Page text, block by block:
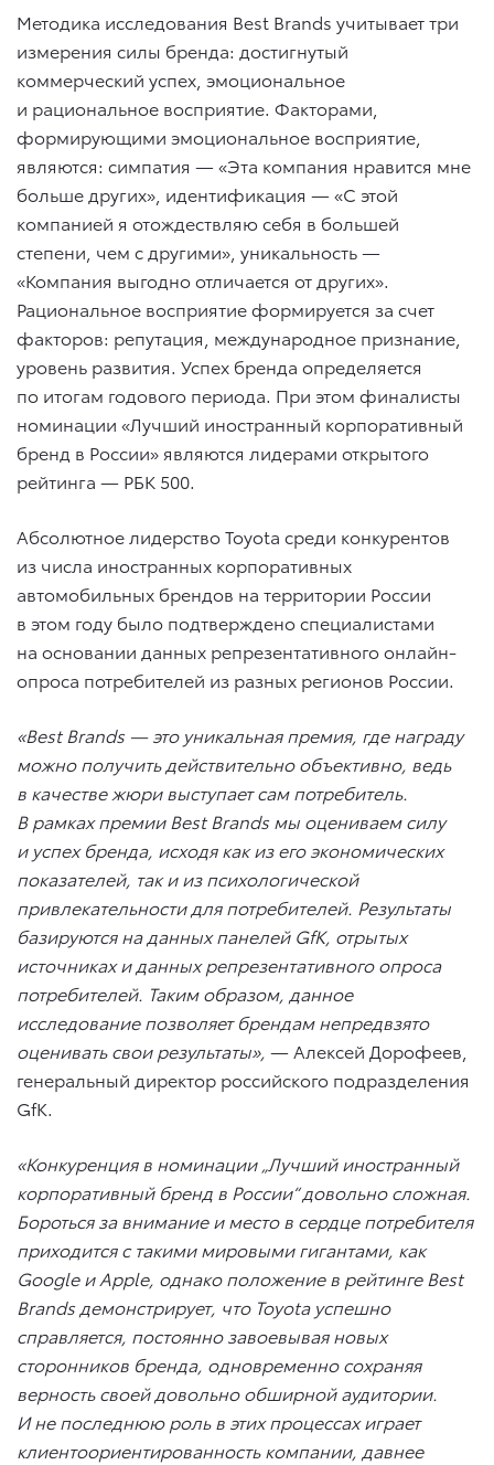
Методика исследования Best Brands учитывает три
измерения силы бренда: достигнутый
коммерческий успех, эмоциональное
и рациональное восприятие. Факторами,
формирующими эмоциональное восприятие,
являются: симпатия — «Эта компания нравится мне
больше других», идентификация — «С этой
компанией я отождествляю себя в большей
степени, чем с другими», уникальность —
«Компания выгодно отличается от других».
Рациональное восприятие формируется за счет
факторов: репутация, международное признание,
уровень развития. Успех бренда определяется
по итогам годового периода. При этом финалисты
номинации «Лучший иностранный корпоративный
бренд в России» являются лидерами открытого
рейтинга — РБК 500.
Абсолютное лидерство Toyota среди конкурентов
из числа иностранных корпоративных
автомобильных брендов на территории России
в этом году было подтверждено специалистами
на основании данных репрезентативного онлайн-
опроса потребителей из разных регионов России.
«Best Brands— это уникальная премия, где награду
можно получить действительно объективно, ведь
в качестве жюри выступает сам потребитель.
В рамках премии Best Brandsмы оцениваем силу
и успех бренда, исходя как из его экономических
показателей, так и из психологической
привлекательности для потребителей. Результаты
базируются на данных панелей GfK, отрытых
источниках и данных репрезентативного опроса
потребителей. Таким образом, данное
исследование позволяет брендам непредвзято
оценивать свои результаты», — Алексей Дорофеев,
генеральный директор российского подразделения
GfK.
«Конкуренция в номинации „Лучший иностранный
корпоративный бренд в России“ довольно сложная.
Бороться за внимание и место в сердце потребителя
приходится с такими мировыми гигантами, как
GoogleиApple, однако положение в рейтинге Best
Brandsдемонстрирует, что Toyotaуспешно
справляется, постоянно завоевывая новых
сторонников бренда, одновременно сохраняя
верность своей довольно обширной аудитории.
И не последнюю роль в этих процессах играет
клиентоориентированность компании, давнее